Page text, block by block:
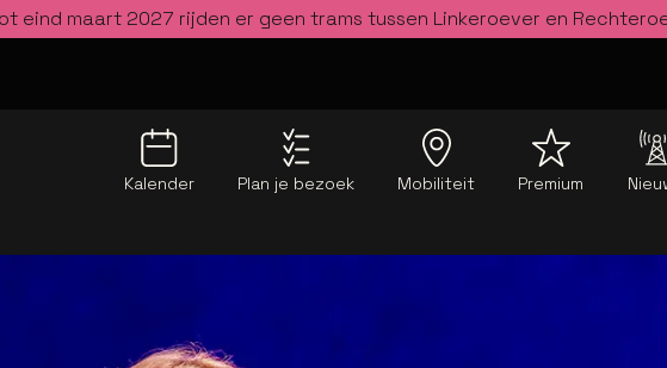
eind maart 2027 rijden er geen trams tussen Linkeroever en
Kalender Plan je bezoek Mobiliteit Premium